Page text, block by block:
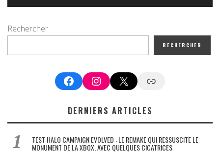
Rechercher
RECHERCHER
FacebookInstagram
X Google News
DERNIERS ARTICLES
TEST HALO CAMPAIGN EVOLVED : LE REMAKE QUI RESSUSCITE LE
MONUMENT DE LA XBOX, AVEC QUELQUES CICATRICES